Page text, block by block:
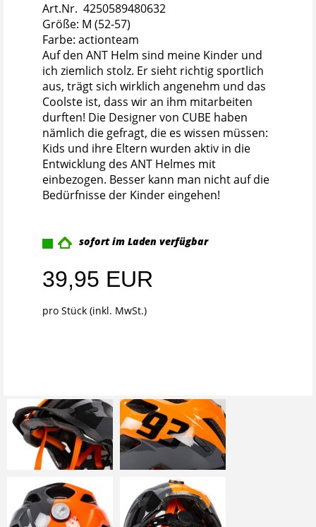
Art.Nr. 4250589480632
Größe: M (52-57)
Farbe: actionteam
Auf den ANT Helm sind meine Kinder und
ich ziemlich stolz. Er sieht richtig sportlich
aus, trägt sich wirklich angenehm und das
Coolste ist, dass wir an ihm mitarbeiten
durften! Die Designer von CUBE haben
nämlich die gefragt, die es wissen müssen:
Kids und ihre Eltern wurden aktiv in die
Entwicklung des ANT Helmes mit
einbezogen. Besser kann man nicht auf die
Bedürfnisse der Kinder eingehen!
sofort im Laden verfügbar
39,95 EUR
pro Stück (inkl. MwSt.)